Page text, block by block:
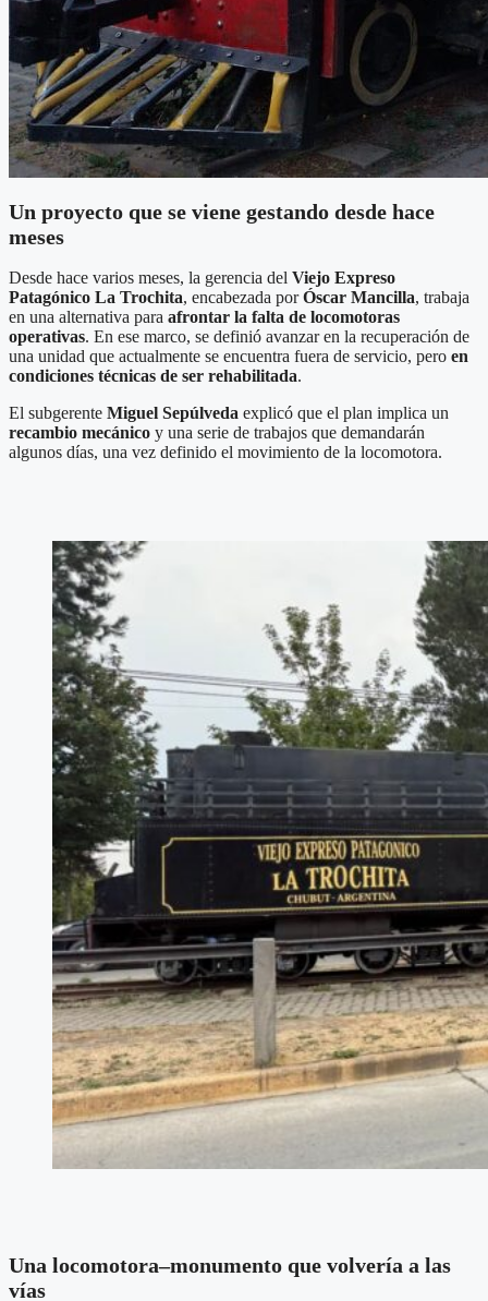
Un proyecto que se viene gestando desde hace
meses
Desde hace varios meses, la gerencia del Viejo Expreso
Patagónico La Trochita, encabezada porÓscar Mancilla, trabaja
en una alternativa para afrontar la falta de locomotoras
operativas. En ese marco, se definió avanzar en la recuperación de
una unidad que actualmente se encuentra fuera de servicio, pero en
condiciones técnicas de ser rehabilitada.
El subgerente Miguel Sepúlveda explicó que el plan implica un
recambio mecánico y una serie de trabajos que demandarán
algunos días, una vez definido el movimiento de la locomotora.
Una locomotora–monumento que volvería a las
vías